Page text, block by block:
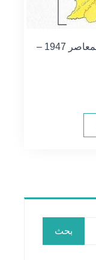
التحركات السكانية في تاريخ لبنان المعاصر 1947 –
بحث